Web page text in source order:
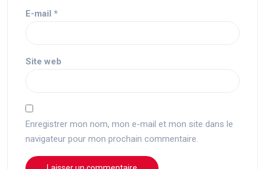
E-mail *
Site web
Enregistrer mon nom, mon e-mail et mon site dans le
navigateur pour mon prochain commentaire.